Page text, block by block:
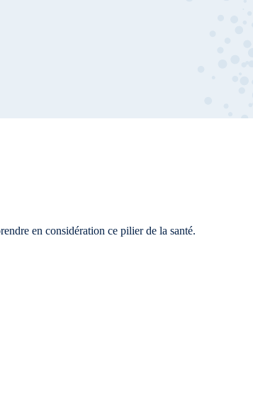
en considération ce pilier de la santé.